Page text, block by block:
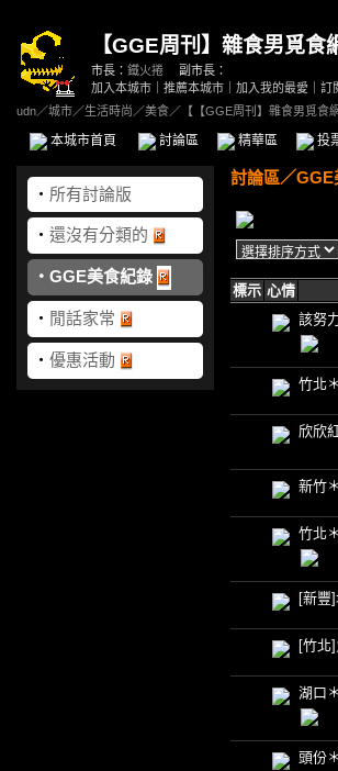
【GGE周刊】雜食男覓食
市長： 鐵火捲
副市長：
加入本城市
推薦本城市 加入我的最愛
訂
udn／城市／生活時尚 ／美食／ 【【GGE周刊】雜食男覓食
本城市首頁 討論區 精華區 投
‧ 所有討論版
‧ 還沒有分類的
‧ GGE美食紀錄
‧ 閒話家常
‧ 優惠活動
討論區／GGE
標示 心情
該努
竹北
欣欣
新竹
竹北
[新豐
[竹北
湖口
頭份